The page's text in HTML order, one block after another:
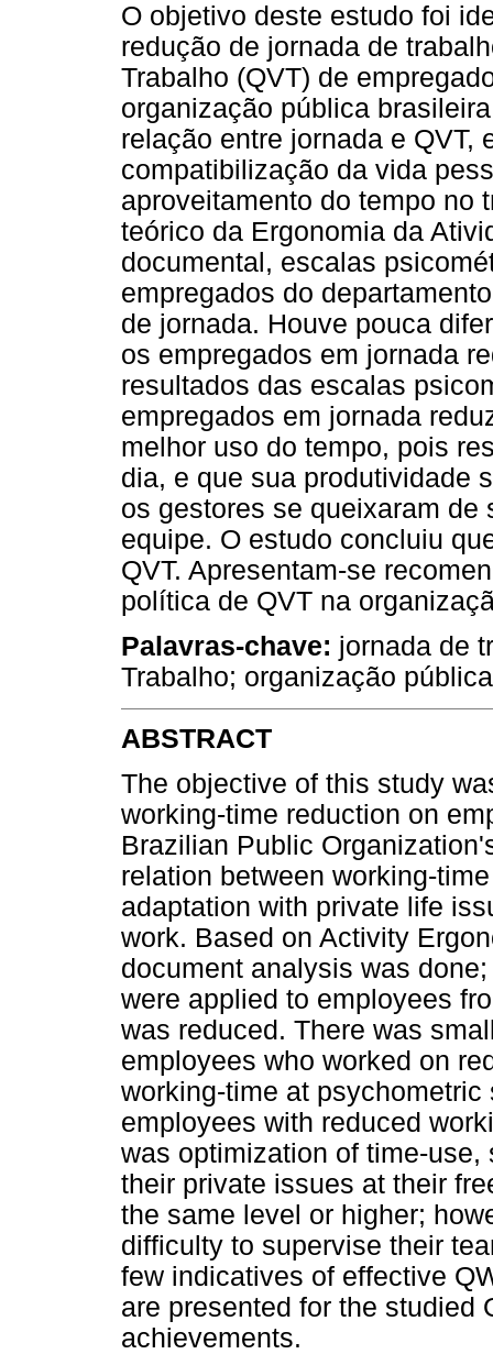
O objetivo deste estudo foi
redução de jornada de
Trabalho (QVT) de
organização pública
relação entre jornada e QVT,
compatibilização da vida
aproveitamento do tempo no
teórico da Ergonomia da
documental, escalas
empregados do
de jornada. Houve pouca
os empregados em jornada
resultados das escalas
empregados em jornada
melhor uso do tempo, pois
dia, e que sua produtividade
os gestores se queixaram
equipe. O estudo concluiu
QVT. Apresentam-se
política de QVT na
Palavras-chave: jornada de
Trabalho; organização
ABSTRACT
The objective of this study
working-time reduction on
Brazilian Public
relation between working-
adaptation with private life
work. Based on Activity
document analysis was
were applied to employees
was reduced. There was
employees who worked on
working-time at
employees with reduced
was optimization of time-
their private issues at their
the same level or higher;
difficulty to supervise their
few indicatives of effective
are presented for the studied
achievements.